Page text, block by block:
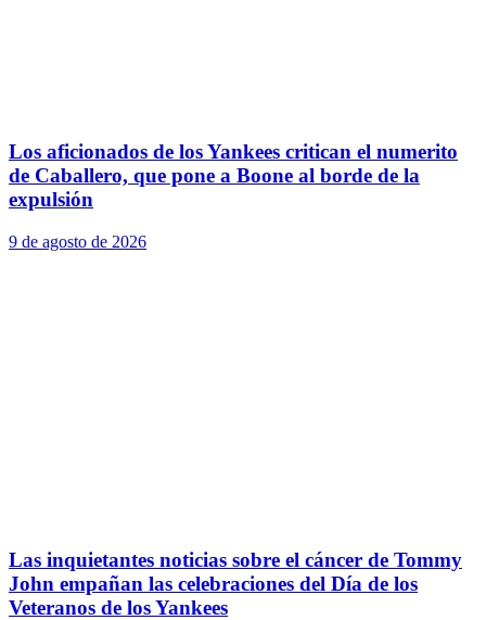
Los aficionados de los Yankees critican el numerito
de Caballero, que pone a Boone al borde de la
expulsión
9 de agosto de 2026
Las inquietantes noticias sobre el cáncer de Tommy
John empañan las celebraciones del Día de los
Veteranos de los Yankees